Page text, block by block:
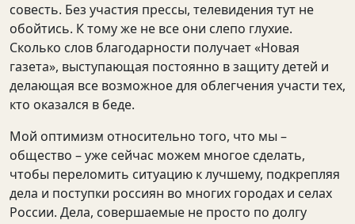
совесть. Без участия прессы, телевидения тут не
обойтись. К тому же не все они слепо глухие.
Сколько слов благодарности получает «Новая
газета», выступающая постоянно в защиту детей и
делающая все возможное для облегчения участи тех,
кто оказался в беде.
Мой оптимизм относительно того, что мы –
общество – уже сейчас можем многое сделать,
чтобы переломить ситуацию к лучшему, подкрепляя
дела и поступки россиян во многих городах и селах
России. Дела, совершаемые не просто по долгу